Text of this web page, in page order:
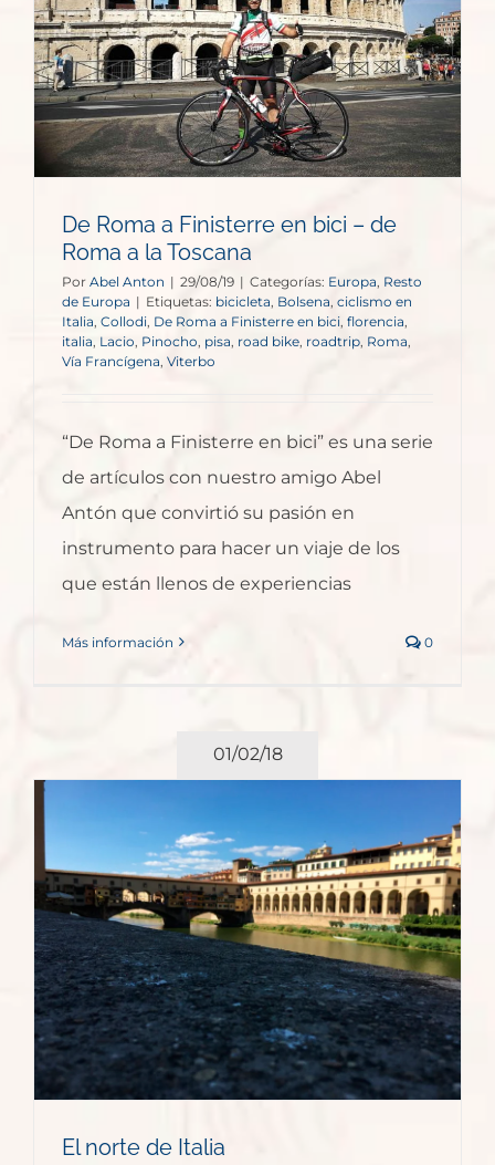
De Roma a Finisterre en bici – de
Roma a la Toscana
Por Abel Anton | 29/08/19 | Categorías: Europa Resto
de Europa | Etiquetas: bicicleta, Bolsena ciclismo en
Italia, Collodi De Roma a Finisterre en bici, florencia
italia, Lacio, Pinocho pisa road bike roadtrip Roma
Vía Francígena, Viterbo
“De Roma a Finisterre en bici” es una serie
de artículos con nuestro amigo Abel
Antón que convirtió su pasión en
instrumento para hacer un viaje de los
que están llenos de experiencias
Más información 0
01/02/18
El norte de Italia